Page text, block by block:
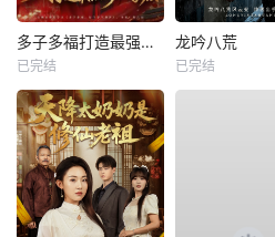
多子多福打造最强修仙家族
已完结
龙吟八荒
已完结